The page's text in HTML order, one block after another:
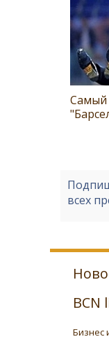
Самый
всех
BCN
Бизнес